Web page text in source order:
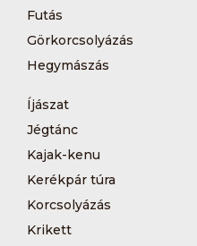
Futás
Görkorcsolyázás
Hegymászás
Íjászat
Jégtánc
Kajak-kenu
Kerékpár túra
Korcsolyázás
Krikett